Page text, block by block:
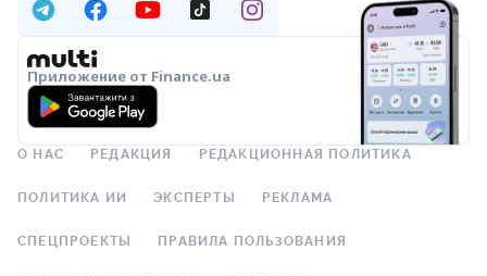
Приложение от Finance.ua
О НАС РЕДАКЦИЯ РЕДАКЦИОННАЯ ПОЛИТИКА
ПОЛИТИКА ИИ ЭКСПЕРТЫ РЕКЛАМА
СПЕЦПРОЕКТЫ ПРАВИЛА ПОЛЬЗОВАНИЯ